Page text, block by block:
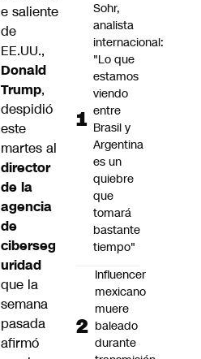
e saliente
de
EE.UU.,
Donald
Trump,
despidió
este
martes al
director
de la
agencia
de
ciberseg
uridad
que la
semana
pasada
afirmó
Sohr,
analista
internacional:
"Lo que
estamos
viendo
entre
Brasil y
Argentina
es un
quiebre
que
tomará
bastante
tiempo"
Influencer
mexicano
muere
baleado
durante